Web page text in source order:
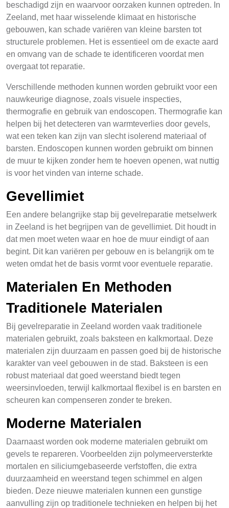
beschadigd zijn en waarvoor oorzaken kunnen optreden. In
Zeeland, met haar wisselende klimaat en historische
gebouwen, kan schade variëren van kleine barsten tot
structurele problemen. Het is essentieel om de exacte aard
en omvang van de schade te identificeren voordat men
overgaat tot reparatie.
Verschillende methoden kunnen worden gebruikt voor een
nauwkeurige diagnose, zoals visuele inspecties,
thermografie en gebruik van endoscopen. Thermografie kan
helpen bij het detecteren van warmteverlies door gevels,
wat een teken kan zijn van slecht isolerend materiaal of
barsten. Endoscopen kunnen worden gebruikt om binnen
de muur te kijken zonder hem te hoeven openen, wat nuttig
is voor het vinden van interne schade.
Gevellimiet
Een andere belangrijke stap bij gevelreparatie metselwerk
in Zeeland is het begrijpen van de gevellimiet. Dit houdt in
dat men moet weten waar en hoe de muur eindigt of aan
begint. Dit kan variëren per gebouw en is belangrijk om te
weten omdat het de basis vormt voor eventuele reparatie.
Materialen En Methoden
Traditionele Materialen
Bij gevelreparatie in Zeeland worden vaak traditionele
materialen gebruikt, zoals baksteen en kalkmortaal. Deze
materialen zijn duurzaam en passen goed bij de historische
karakter van veel gebouwen in de stad. Baksteen is een
robust materiaal dat goed weerstand biedt tegen
weersinvloeden, terwijl kalkmortaal flexibel is en barsten en
scheuren kan compenseren zonder te breken.
Moderne Materialen
Daarnaast worden ook moderne materialen gebruikt om
gevels te repareren. Voorbeelden zijn polymeerversterkte
mortalen en siliciumgebaseerde verfstoffen, die extra
duurzaamheid en weerstand tegen schimmel en algen
bieden. Deze nieuwe materialen kunnen een gunstige
aanvulling zijn op traditionele technieken en helpen bij het